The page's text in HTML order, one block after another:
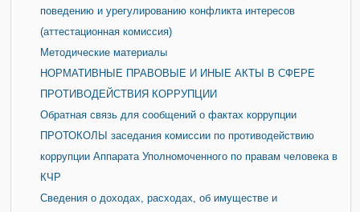
поведению и урегулированию конфликта интересов
(аттестационная комиссия)
Методические материалы
НОРМАТИВНЫЕ ПРАВОВЫЕ И ИНЫЕ АКТЫ В СФЕРЕ
ПРОТИВОДЕЙСТВИЯ КОРРУПЦИИ
Обратная связь для сообщений о фактах коррупции
ПРОТОКОЛЫ заседания комиссии по противодействию
коррупции Аппарата Уполномоченного по правам человека в
КЧР
Сведения о доходах, расходах, об имуществе и